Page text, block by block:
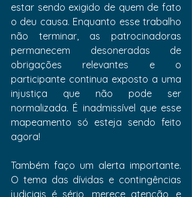
estar sendo exigido de quem de fato
o deu causa. Enquanto esse trabalho
não terminar, as patrocinadoras
permanecem desoneradas de
obrigações relevantes e o
participante continua exposto a uma
injustiça que não pode ser
normalizada. É inadmissível que esse
mapeamento só esteja sendo feito
agora!
Também faço um alerta importante.
O tema das dívidas e contingências
judiciais é sério, merece atenção, e